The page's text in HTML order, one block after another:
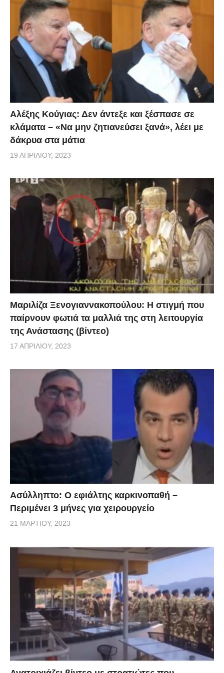
Αλέξης Κούγιας: Δεν άντεξε και ξέσπασε σε
κλάματα – «Να μην ζητιανεύσει ξανά», λέει με
δάκρυα στα μάτια
19 ΑΠΡΙΛΊΟΥ, 2023
Μαριλίζα Ξενογιαννακοπούλου: Η στιγμή που
παίρνουν φωτιά τα μαλλιά της στη λειτουργία
της Ανάστασης (βίντεο)
17 ΑΠΡΙΛΊΟΥ, 2023
Ασύλληπτο: Ο εφιάλτης καρκινοπαθή –
Περιμένει 3 μήνες για χειρουργείο
21 ΜΑΡΤΊΟΥ, 2023